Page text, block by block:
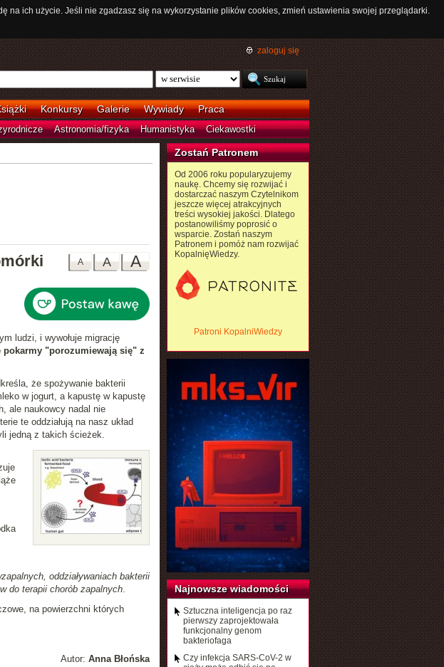
na ich użycie. Jeśli nie zgadzasz się na wykorzystanie plików cookies, zmień ustawienia swojej przeglądarki.
zaloguj się
Konkursy Galerie Wywiady Praca
Astronomia/fizyka Humanistyka Ciekawostki
A
A
A
ludzi, i wywołuje migrację
pokarmy "porozumiewają się" z
że spożywanie bakterii
w jogurt, a kapustę w kapustę
ale naukowcy nadal nie
te oddziałują na nasz układ
jedną z takich ścieżek.
oddziaływaniach bakterii
do terapii chorób zapalnych.
na powierzchni których
Autor: Anna Błońska
Zostań Patronem
Od 2006 roku popularyzujemy
naukę. Chcemy się rozwijać i
dostarczać naszym Czytelnikom
jeszcze więcej atrakcyjnych
treści wysokiej jakości. Dlatego
postanowiliśmy poprosić o
wsparcie. Zostań naszym
Patronem i pomóż nam rozwijać
KopalnięWiedzy.
Patroni KopalniWiedzy
Najnowsze wiadomości
Sztuczna inteligencja po raz
pierwszy zaprojektowała
funkcjonalny genom
bakteriofaga
Czy infekcja SARS-CoV-2 w